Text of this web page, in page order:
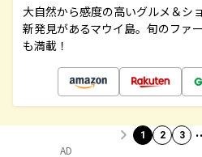
大自然から感度の高いグルメ＆シ
新発見があるマウイ島。旬のファ
も満載！
1 2 3
AD